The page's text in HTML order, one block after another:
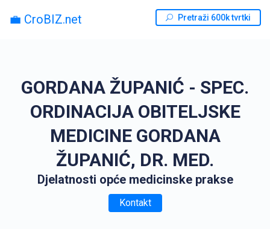
💼 CroBIZ.net Pretraži 600k tvrtki
GORDANA ŽUPANIĆ - SPEC.
ORDINACIJA OBITELJSKE
MEDICINE GORDANA
ŽUPANIĆ, DR. MED.
Djelatnosti opće medicinske prakse
Kontakt